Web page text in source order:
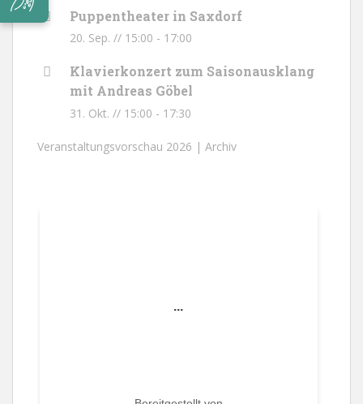
Puppentheater in Saxdorf
20. Sep. // 15:00 - 17:00
Klavierkonzert zum Saisonausklang
mit Andreas Göbel
31. Okt. // 15:00 - 17:30
Veranstaltungsvorschau 2026 | Archiv